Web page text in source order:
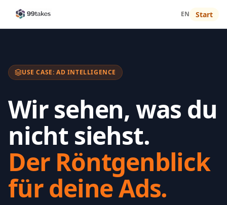
EN Start
USE CASE: AD INTELLIGENCE
Wir sehen, was du
nicht siehst.
Der Röntgenblick
für deine Ads.